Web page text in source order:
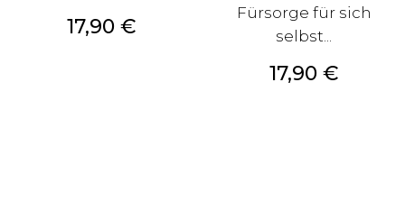
Preis
17,90 €
Fürsorge für sich
selbst...
Preis
17,90 €